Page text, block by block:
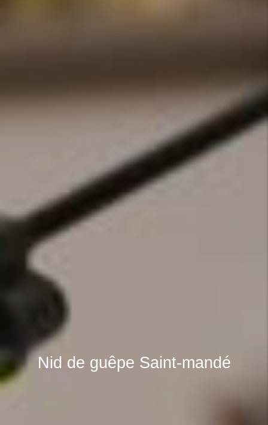
Nid de guêpe Saint-mandé